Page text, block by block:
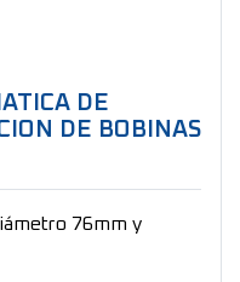
DE
DE BOBINAS
76mm y